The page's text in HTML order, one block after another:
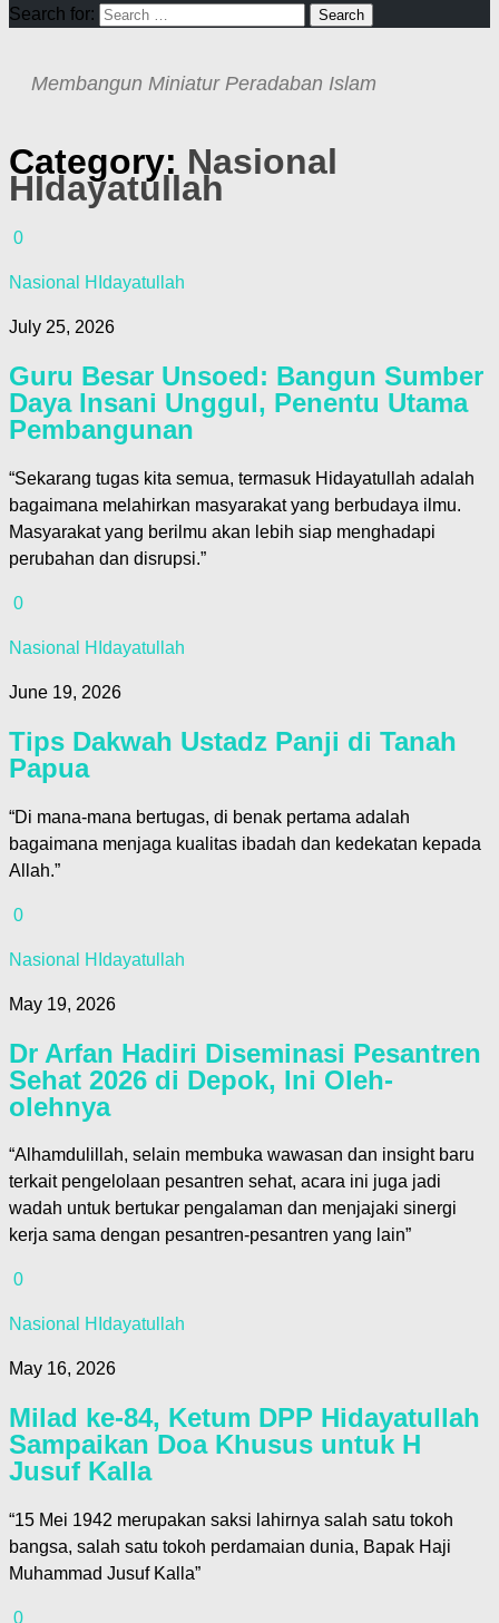
Search for:
Membangun Miniatur Peradaban Islam
Category: Nasional
HIdayatullah
0
Nasional HIdayatullah
July 25, 2026
Guru Besar Unsoed: Bangun Sumber
Daya Insani Unggul, Penentu Utama
Pembangunan
“Sekarang tugas kita semua, termasuk Hidayatullah adalah
bagaimana melahirkan masyarakat yang berbudaya ilmu.
Masyarakat yang berilmu akan lebih siap menghadapi
perubahan dan disrupsi.”
0
Nasional HIdayatullah
June 19, 2026
Tips Dakwah Ustadz Panji di Tanah
Papua
“Di mana-mana bertugas, di benak pertama adalah
bagaimana menjaga kualitas ibadah dan kedekatan kepada
Allah.”
0
Nasional HIdayatullah
May 19, 2026
Dr Arfan Hadiri Diseminasi Pesantren
Sehat 2026 di Depok, Ini Oleh-
olehnya
“Alhamdulillah, selain membuka wawasan dan insight baru
terkait pengelolaan pesantren sehat, acara ini juga jadi
wadah untuk bertukar pengalaman dan menjajaki sinergi
kerja sama dengan pesantren-pesantren yang lain”
0
Nasional HIdayatullah
May 16, 2026
Milad ke-84, Ketum DPP Hidayatullah
Sampaikan Doa Khusus untuk H
Jusuf Kalla
“15 Mei 1942 merupakan saksi lahirnya salah satu tokoh
bangsa, salah satu tokoh perdamaian dunia, Bapak Haji
Muhammad Jusuf Kalla”
0